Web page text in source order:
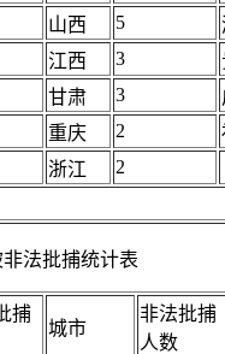
山西 5
江西 3
甘肃 3
重庆 2
浙江
2
法批捕统计表
捕
城市
非法批捕
人数